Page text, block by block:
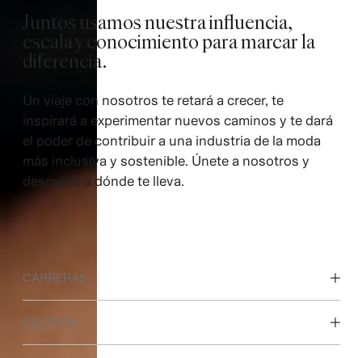
Juntos usamos nuestra influencia,
escala y conocimiento para marcar la
diferencia.
Un viaje con nosotros te retará a crecer, te
inspirará a experimentar nuevos caminos y te dará
el poder de contribuir a una industria de la moda
más inclusiva y sostenible. Únete a nosotros y
descubre a dónde te lleva.
CARRERAS
Descubre nuestras áreas de trabajo
CULTURA